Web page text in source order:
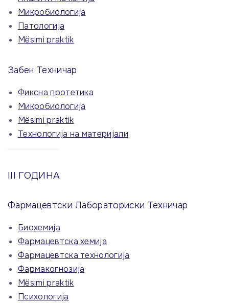
Микробиологија
Патологија
Mësimi praktik
Забен Техничар
Фиксна протетика
Микробиологија
Mësimi praktik
Технологија на материјали
III ГОДИНА
Фармацевтски Лабораториски Техничар
Биохемија
Фармацевтска хемија
Фармацевтска технологија
Фармакогнозија
Mësimi praktik
Психологија